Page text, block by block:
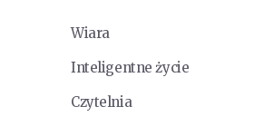
Wiara
Inteligentne życie
Czytelnia